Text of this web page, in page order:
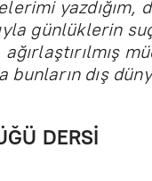
yazdığım,
günlüklerin
bunların dış
DERSİ